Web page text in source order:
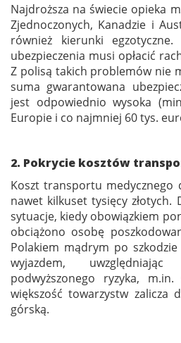
Najdroższa na świecie opieka
Zjednoczonych, Kanadzie i
również kierunki egzotyczne.
ubezpieczenia musi opłacić
Z polisą takich problemów nie
suma gwarantowana
jest odpowiednio wysoka
Europie i co najmniej 60 tys.
2. Pokrycie kosztów
Koszt transportu medycznego
nawet kilkuset tysięcy złotych.
sytuacje, kiedy obowiązkiem
obciążono osobę
Polakiem mądrym po
wyjazdem,
podwyższonego ryzyka,
większość towarzystw zalicza
górską.